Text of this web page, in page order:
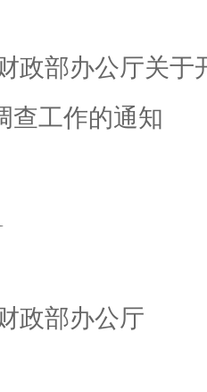
政部办公厅关于
查工作的通知
政部办公厅